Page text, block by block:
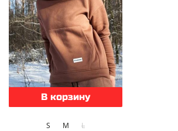
В корзину
S M L